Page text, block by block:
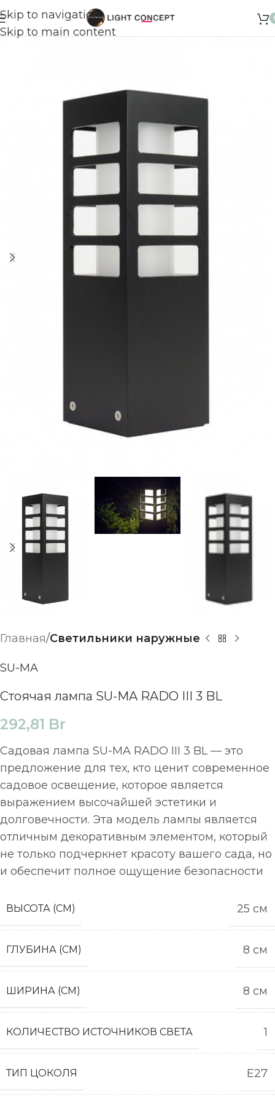
Skip to navigation
Skip to main content
Главная Светильники наружные
SU-MA
Стоячая лампа SU-MA RADO III 3 BL
292,81 Br
Садовая лампа SU-MA RADO III 3 BL — это
предложение для тех, кто ценит современное
садовое освещение, которое является
выражением высочайшей эстетики и
долговечности. Эта модель лампы является
отличным декоративным элементом, который
не только подчеркнет красоту вашего сада, но
и обеспечит полное ощущение безопасности
ВЫСОТА (СМ) 25 см
ГЛУБИНА (СМ) 8 см
ШИРИНА (СМ) 8 см
КОЛИЧЕСТВО ИСТОЧНИКОВ СВЕТА 1
ТИП ЦОКОЛЯ E27